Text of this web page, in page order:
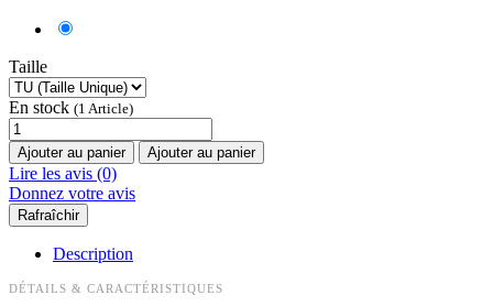
Taille
En stock (1 Article)
Ajouter au panier Ajouter au panier
Lire les avis (0)
Donnez votre avis
Description
DÉTAILS & CARACTÉRISTIQUES